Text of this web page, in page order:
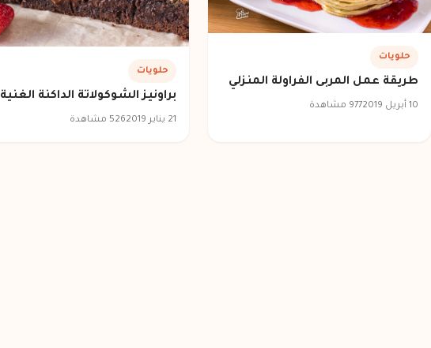
حلويات
طريقة عمل المربى الفراولة المنزلي
10 أبريل 2019 977 مشاهدة
حلويات
براونيز الشوكولاتة الداكنة الغنية
21 يناير 2019 526 مشاهدة